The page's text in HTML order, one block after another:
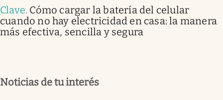
Clave. Cómo cargar la batería del celular
cuando no hay electricidad en casa: la manera
más efectiva, sencilla y segura
Noticias de tu interés